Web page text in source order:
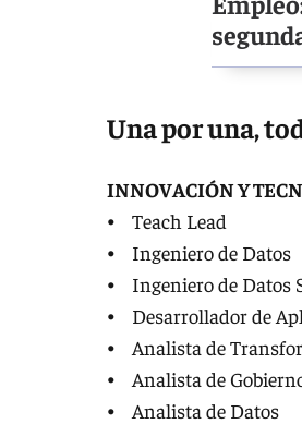
Una por una,
INNOVACIÓN Y
⦁ Teach Lead
⦁ Ingeniero de Datos
⦁ Ingeniero de Datos
⦁ Desarrollador de
⦁ Analista de
⦁ Analista de
⦁ Analista de Datos